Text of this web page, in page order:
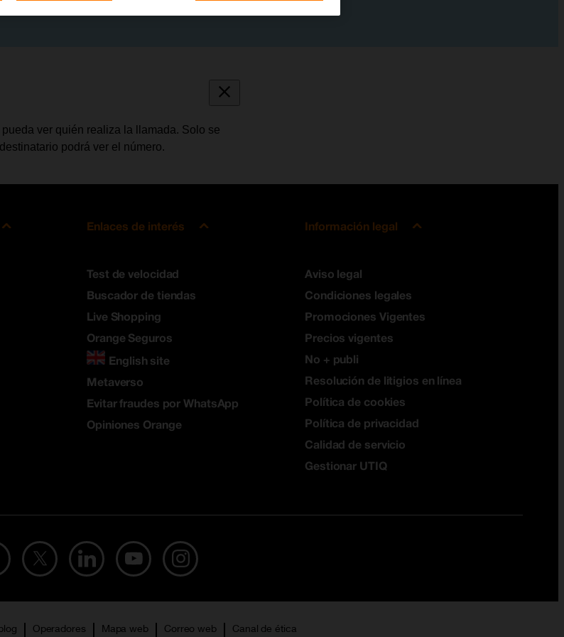
ver quién realiza la llamada. Solo se
podrá ver el número.
Enlaces de interés
Test de velocidad
Buscador de tiendas
Live Shopping
Orange Seguros
English site
Metaverso
Evitar fraudes por WhatsApp
Opiniones Orange
Información legal
Aviso legal
Condiciones legales
Promociones Vigentes
Precios vigentes
No + publi
Resolución de litigios en línea
Política de cookies
Política de privacidad
Calidad de servicio
Gestionar UTIQ
Operadores Mapa web Correo web Canal de ética